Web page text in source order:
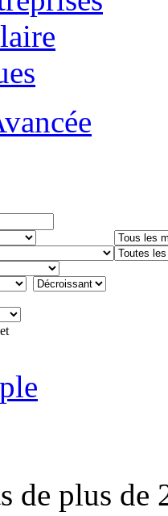
de plus de